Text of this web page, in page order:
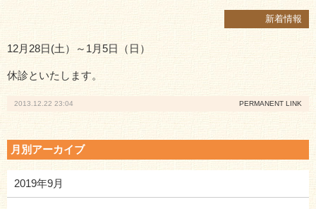
新着情報
12月28日(土）～1月5日（日）
休診といたします。
2013.12.22 23:04 PERMANENT LINK
月別アーカイブ
2019年9月